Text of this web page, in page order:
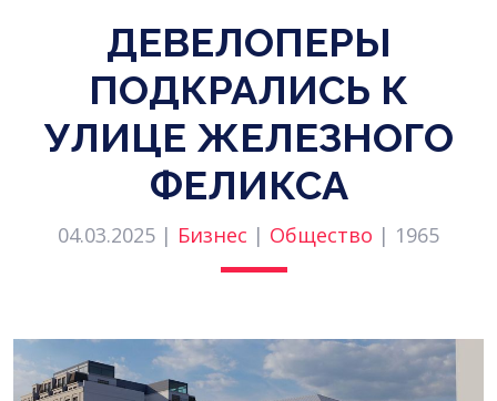
ДЕВЕЛОПЕРЫ
ПОДКРАЛИСЬ К
УЛИЦЕ ЖЕЛЕЗНОГО
ФЕЛИКСА
04.03.2025 | Бизнес | Общество | 1965